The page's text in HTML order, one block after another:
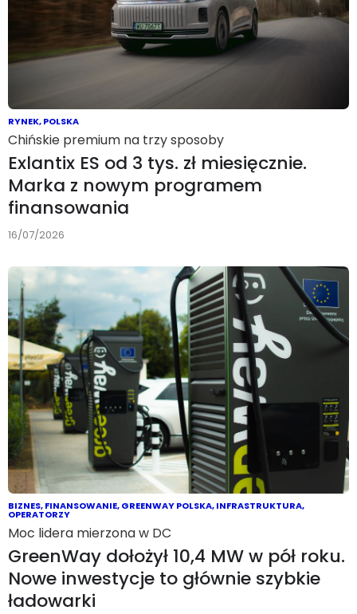
RYNEK,POLSKA
Chińskie premium na trzy sposoby
Exlantix ES od 3 tys. zł miesięcznie.
Marka z nowym programem
finansowania
16/07/2026
BIZNES,FINANSOWANIE,GREENWAY POLSKA,INFRASTRUKTURA,
OPERATORZY
Moc lidera mierzona w DC
GreenWay dołożył 10,4 MW w pół roku.
Nowe inwestycje to głównie szybkie
ładowarki